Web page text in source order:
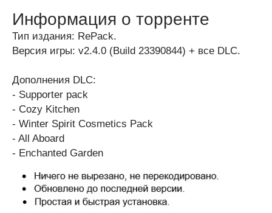
Информация о торренте
Тип издания: RePack.
Версия игры: v2.4.0 (Build 23390844) + все DLC.
Дополнения DLC:
- Supporter pack
- Cozy Kitchen
- Winter Spirit Cosmetics Pack
- All Aboard
- Enchanted Garden